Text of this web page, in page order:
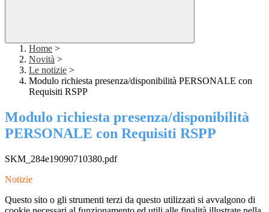
Home >
Novità >
Le notizie >
Modulo richiesta presenza/disponibilità PERSONALE con
Requisiti RSPP
Modulo richiesta presenza/disponibilità
PERSONALE con Requisiti RSPP
SKM_284e19090710380.pdf
Notizie
Questo sito o gli strumenti terzi da questo utilizzati si avvalgono di